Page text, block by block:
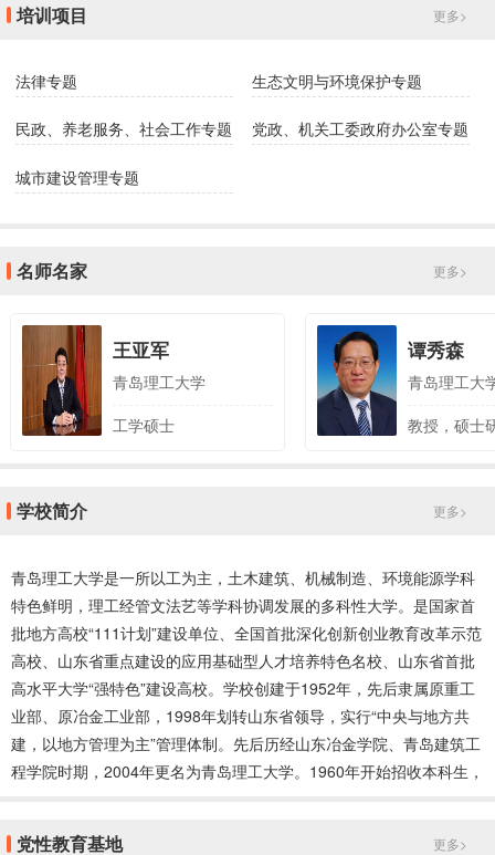
培训项目 更多>
法律专题 生态文明与环境保护专题
民政、养老服务、社会工作专题 党政、机关工委政府办公室专题
城市建设管理专题
名师名家 更多>
王亚军
青岛理工大学
工学硕士
谭秀森
青岛理工大
教授，硕士
学校简介 更多>
青岛理工大学是一所以工为主，土木建筑、机械制造、环境能源学科
特色鲜明，理工经管文法艺等学科协调发展的多科性大学。是国家首
批地方高校“111计划”建设单位、全国首批深化创新创业教育改革示范
高校、山东省重点建设的应用基础型人才培养特色名校、山东省首批
高水平大学“强特色”建设高校。学校创建于1952年，先后隶属原重工
业部、原冶金工业部，1998年划转山东省领导，实行“中央与地方共
建，以地方管理为主”管理体制。先后历经山东冶金学院、青岛建筑工
程学院时期，2004年更名为青岛理工大学。1960年开始招收本科生，
党性教育基地 更多>